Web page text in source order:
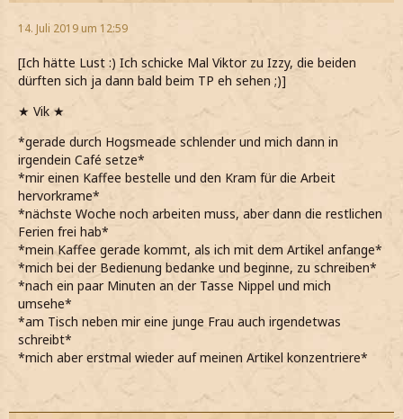
14. Juli 2019 um 12:59
[Ich hätte Lust :) Ich schicke Mal Viktor zu Izzy, die beiden
dürften sich ja dann bald beim TP eh sehen ;)]
★ Vik ★
*gerade durch Hogsmeade schlender und mich dann in
irgendein Café setze*
*mir einen Kaffee bestelle und den Kram für die Arbeit
hervorkrame*
*nächste Woche noch arbeiten muss, aber dann die restlichen
Ferien frei hab*
*mein Kaffee gerade kommt, als ich mit dem Artikel anfange*
*mich bei der Bedienung bedanke und beginne, zu schreiben*
*nach ein paar Minuten an der Tasse Nippel und mich
umsehe*
*am Tisch neben mir eine junge Frau auch irgendetwas
schreibt*
*mich aber erstmal wieder auf meinen Artikel konzentriere*